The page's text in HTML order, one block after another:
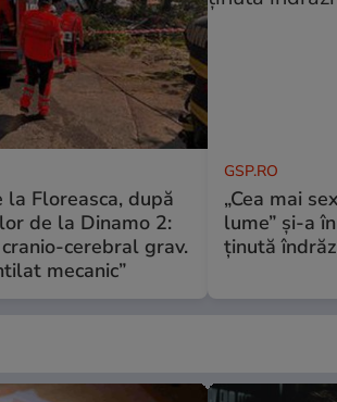
Floreasca, după
de la Dinamo 2:
cerebral grav.
mecanic”
GSP.RO
„Cea mai
lume” și-a
ținută